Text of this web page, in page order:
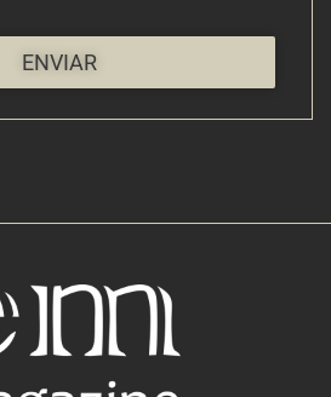
ENVIAR